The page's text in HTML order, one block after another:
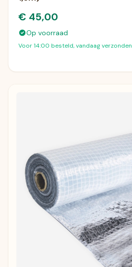
€ 45,00
Op voorraad
Voor 14:00 besteld, vandaag verzonden